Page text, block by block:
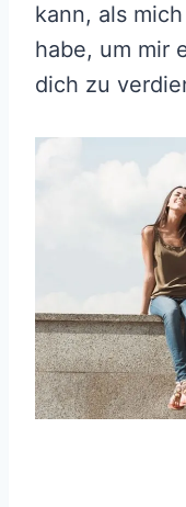
kann, als
habe, um mir
dich zu